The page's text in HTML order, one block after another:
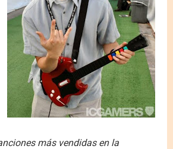
más vendidas en la